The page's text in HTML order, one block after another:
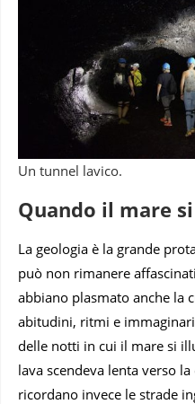
Un tunnel lavico.
Quando il mare
La geologia è la grande
può non rimanere
abbiano plasmato anche la
abitudini, ritmi e
delle notti in cui il mare si
lava scendeva lenta verso
ricordano invece le strade